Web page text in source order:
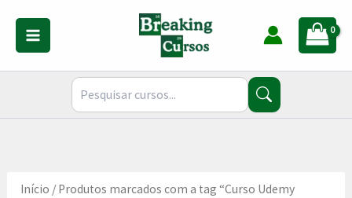
conteúdo
Início / Produtos marcados com a tag “Curso Udemy